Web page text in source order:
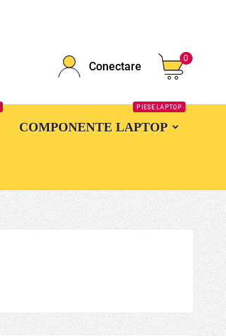
Conectare
0
COMPONENTE LAPTOP
PIESE LAPTOP